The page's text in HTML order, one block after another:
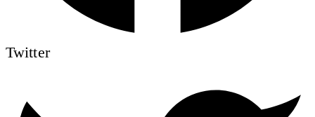
Twitter